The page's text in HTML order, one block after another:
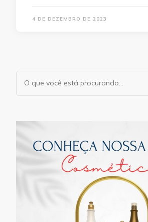
4 DE DEZEMBRO DE 2023
Procurando
algo?